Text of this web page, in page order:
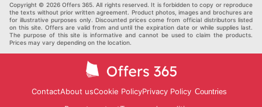
Copyright © 2026 Offers 365. All rights reserved. It is forbidden to copy or reproduce
the texts without prior written agreement. Product photos, images and brochures are
for illustrative purposes only. Discounted prices come from official distributors listed
on this site. Offers are valid from and until the expiration date or while supplies last.
The purpose of this site is informative and cannot be used to claim the products.
Prices may vary depending on the location.
ContactAbout usCookie PolicyPrivacy Policy Countries